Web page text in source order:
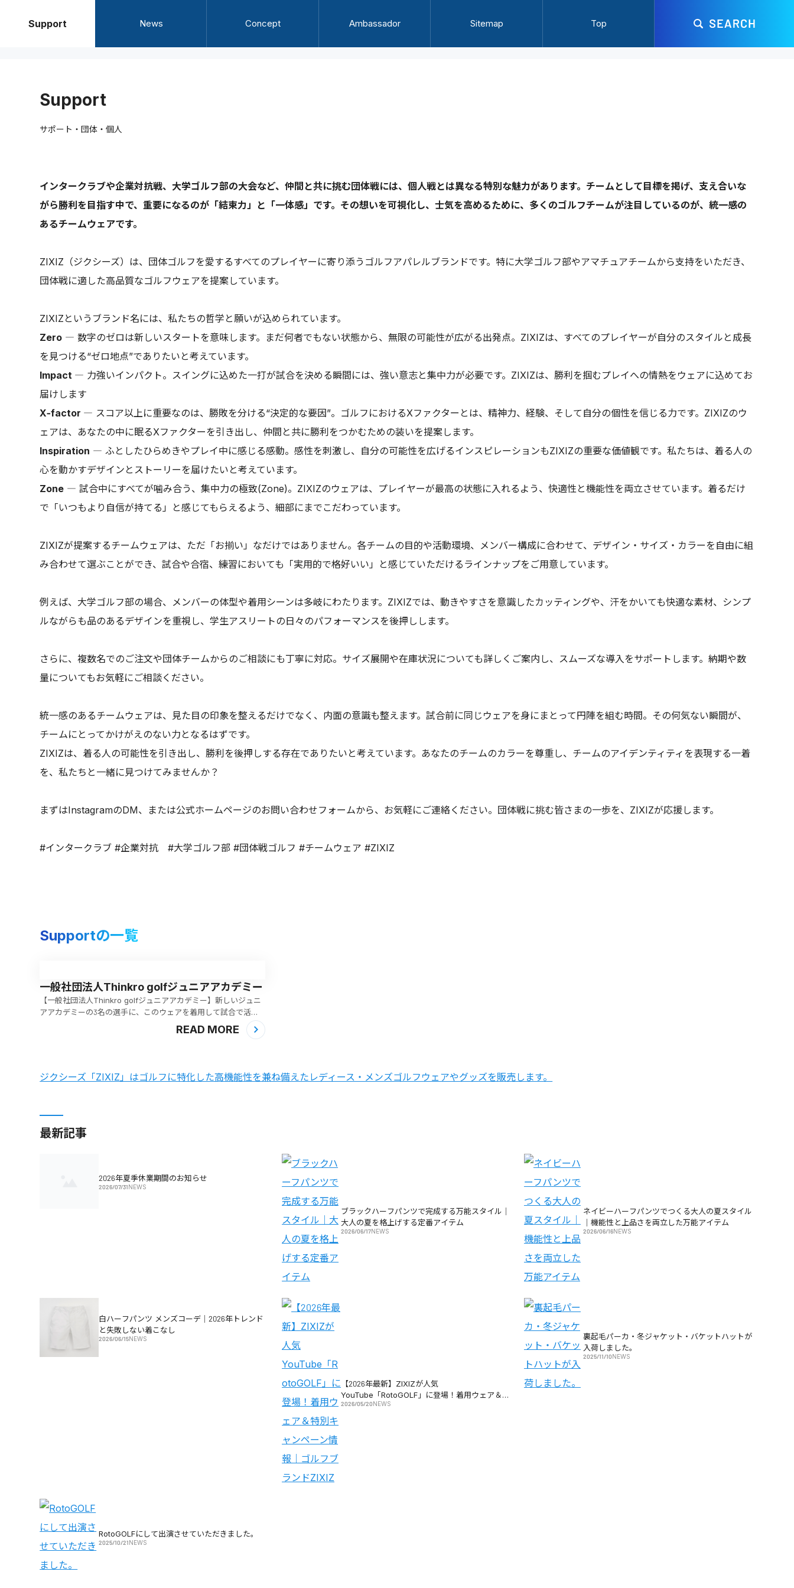
Support News Concept Ambassador Sitemap Top
Support
サポート・団体・個人
インタークラブや企業対抗戦、大学ゴルフ部の大会など、仲間と共に挑む団体戦には、個人戦とは異なる特別な魅力があります。チームとして目標を掲げ、支え合いな
がら勝利を目指す中で、重要になるのが「結束力」と「一体感」です。その想いを可視化し、士気を高めるために、多くのゴルフチームが注目しているのが、統一感の
あるチームウェアです。
ZIXIZ（ジクシーズ）は、団体ゴルフを愛するすべてのプレイヤーに寄り添うゴルフアパレルブランドです。特に大学ゴルフ部やアマチュアチームから支持をいただき、
団体戦に適した高品質なゴルフウェアを提案しています。
ZIXIZというブランド名には、私たちの哲学と願いが込められています。
Zero ― 数字のゼロは新しいスタートを意味します。まだ何者でもない状態から、無限の可能性が広がる出発点。ZIXIZは、すべてのプレイヤーが自分のスタイルと成長
を見つける“ゼロ地点”でありたいと考えています。
Impact ― 力強いインパクト。スイングに込めた一打が試合を決める瞬間には、強い意志と集中力が必要です。ZIXIZは、勝利を掴むプレイへの情熱をウェアに込めてお
届けします
X-factor ― スコア以上に重要なのは、勝敗を分ける“決定的な要因”。ゴルフにおけるXファクターとは、精神力、経験、そして自分の個性を信じる力です。ZIXIZのウ
ェアは、あなたの中に眠るXファクターを引き出し、仲間と共に勝利をつかむための装いを提案します。
Inspiration ― ふとしたひらめきやプレイ中に感じる感動。感性を刺激し、自分の可能性を広げるインスピレーションもZIXIZの重要な価値観です。私たちは、着る人の
心を動かすデザインとストーリーを届けたいと考えています。
Zone ― 試合中にすべてが噛み合う、集中力の極致(Zone)。ZIXIZのウェアは、プレイヤーが最高の状態に入れるよう、快適性と機能性を両立させています。着るだけ
で「いつもより自信が持てる」と感じてもらえるよう、細部にまでこだわっています。
ZIXIZが提案するチームウェアは、ただ「お揃い」なだけではありません。各チームの目的や活動環境、メンバー構成に合わせて、デザイン・サイズ・カラーを自由に組
み合わせて選ぶことができ、試合や合宿、練習においても「実用的で格好いい」と感じていただけるラインナップをご用意しています。
例えば、大学ゴルフ部の場合、メンバーの体型や着用シーンは多岐にわたります。ZIXIZでは、動きやすさを意識したカッティングや、汗をかいても快適な素材、シンプ
ルながらも品のあるデザインを重視し、学生アスリートの日々のパフォーマンスを後押しします。
さらに、複数名でのご注文や団体チームからのご相談にも丁寧に対応。サイズ展開や在庫状況についても詳しくご案内し、スムーズな導入をサポートします。納期や数
量についてもお気軽にご相談ください。
統一感のあるチームウェアは、見た目の印象を整えるだけでなく、内面の意識も整えます。試合前に同じウェアを身にまとって円陣を組む時間。その何気ない瞬間が、
チームにとってかけがえのない力となるはずです。
ZIXIZは、着る人の可能性を引き出し、勝利を後押しする存在でありたいと考えています。あなたのチームのカラーを尊重し、チームのアイデンティティを表現する一着
を、私たちと一緒に見つけてみませんか？
まずはInstagramのDM、または公式ホームページのお問い合わせフォームから、お気軽にご連絡ください。団体戦に挑む皆さまの一歩を、ZIXIZが応援します。
#インタークラブ #企業対抗 #大学ゴルフ部 #団体戦ゴルフ #チームウェア #ZIXIZ
Supportの一覧
一般社団法人Thinkro golfジュニアアカデミー
【一般社団法人Thinkro golfジュニアアカデミー】新しいジュニ
アアカデミーの3名の選手に、このウェアを着用して試合で活躍
してもらうことを期待しております。皆様の熱い応援もよろしく
お願いいたします。 画像をクリックすると、商品ページへ移動
READ MORE
ジクシーズ「ZIXIZ」はゴルフに特化した高機能性を兼ね備えたレディース・メンズゴルフウェアやグッズを販売します。
最新記事
2026年夏季休業期間のお知らせ
2026/07/31 NEWS
ブラックハーフパンツで完成する万能スタイル｜
大人の夏を格上げする定番アイテム
2026/06/17NEWS
ネイビーハーフパンツでつくる大人の夏スタイル
｜機能性と上品さを両立した万能アイテム
2026/06/16NEWS
白ハーフパンツ メンズコーデ｜2026年トレンド
と失敗しない着こなし
2026/06/15NEWS
【2026年最新】ZIXIZが人気
YouTube「RotoGOLF」に登場！着用ウェア＆特
別キャンペーン情報｜ゴルフブランドZIXIZ
2026/05/20 NEWS
裏起毛パーカ・冬ジャケット・バケットハットが
入荷しました。
2025/11/10 NEWS
RotoGOLFにして出演させていただきました。
2025/10/21NEWS